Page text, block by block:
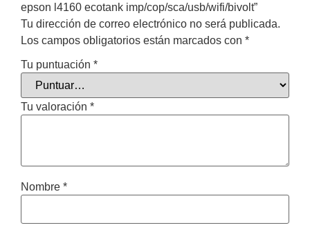
epson l4160 ecotank imp/cop/sca/usb/wifi/bivolt”
Tu dirección de correo electrónico no será publicada.
Los campos obligatorios están marcados con *
Tu puntuación *
Tu valoración *
Nombre *